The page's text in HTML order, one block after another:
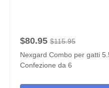
$80.95 $115.95
Nexgard Combo per gatti
Confezione da 6